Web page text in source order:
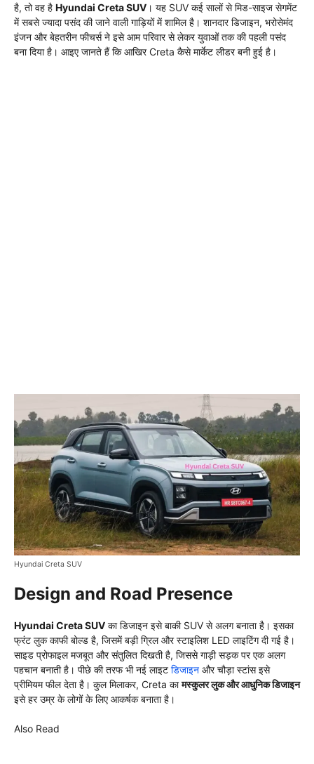
है, तो वह है Hyundai Creta SUV । यह SUV कई सालों से मिड-साइज सेगमेंट
में सबसे ज्यादा पसंद की जाने वाली गाड़ियों में शामिल है। शानदार डिजाइन, भरोसेमंद
इंजन और बेहतरीन फीचर्स ने इसे आम परिवार से लेकर युवाओं तक की पहली पसंद
बना दिया है। आइए जानते हैं कि आखिर Creta कैसे मार्केट लीडर बनी हुई है।
Hyundai Creta SUV
Design and Road Presence
Hyundai Creta SUV का डिजाइन इसे बाकी SUV से अलग बनाता है। इसका
फ्रंट लुक काफी बोल्ड है, जिसमें बड़ी ग्रिल और स्टाइलिश LED लाइटिंग दी गई है।
साइड प्रोफाइल मजबूत और संतुलित दिखती है, जिससे गाड़ी सड़क पर एक अलग
पहचान बनाती है। पीछे की तरफ भी नई लाइट डिजाइन और चौड़ा स्टांस इसे
प्रीमियम फील देता है। कुल मिलाकर, Creta कामस्कुलर लुक और आधुनिक डिजाइन
इसे हर उम्र के लोगों के लिए आकर्षक बनाता है।
Also Read